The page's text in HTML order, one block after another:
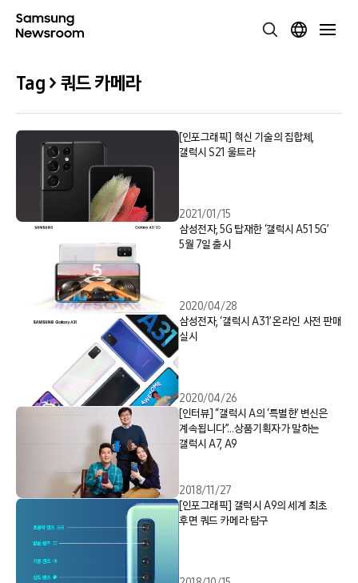
Tag > 쿼드 카메라
[인포그래픽] 혁신 기술의 집합체,
갤럭시 S21 울트라
2021/01/15
삼성전자, 5G 탑재한 ‘갤럭시 A51 5G’
5월 7일 출시
2020/04/28
삼성전자, ‘갤럭시 A31’ 온라인 사전 판매
실시
2020/04/26
[인터뷰] “갤럭시 A의 ‘특별한’ 변신은
계속됩니다”…상품기획자가 말하는
갤럭시 A7, A9
2018/11/27
[인포그래픽] 갤럭시 A9의 세계 최초
후면 쿼드 카메라 탐구